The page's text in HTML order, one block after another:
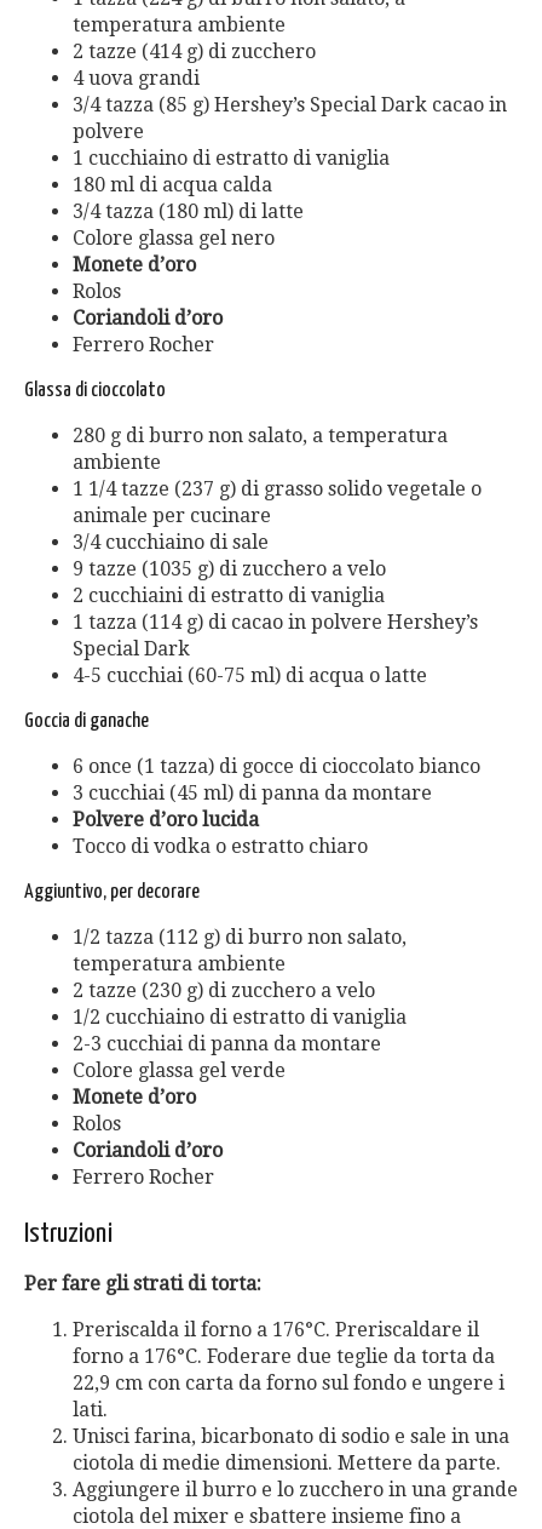
temperatura ambiente
2 tazze (414 g) di zucchero
4 uova grandi
3/4 tazza (85 g) Hershey’s Special Dark cacao in
polvere
1 cucchiaino di estratto di vaniglia
180 ml di acqua calda
3/4 tazza (180 ml) di latte
Colore glassa gel nero
Monete d’oro
Rolos
Coriandoli d’oro
Ferrero Rocher
Glassa di cioccolato
280 g di burro non salato, a temperatura
ambiente
1 1/4 tazze (237 g) di grasso solido vegetale o
animale per cucinare
3/4 cucchiaino di sale
9 tazze (1035 g) di zucchero a velo
2 cucchiaini di estratto di vaniglia
1 tazza (114 g) di cacao in polvere Hershey’s
Special Dark
4-5 cucchiai (60-75 ml) di acqua o latte
Goccia di ganache
6 once (1 tazza) di gocce di cioccolato bianco
3 cucchiai (45 ml) di panna da montare
Polvere d’oro lucida
Tocco di vodka o estratto chiaro
Aggiuntivo, per decorare
1/2 tazza (112 g) di burro non salato,
temperatura ambiente
2 tazze (230 g) di zucchero a velo
1/2 cucchiaino di estratto di vaniglia
2-3 cucchiai di panna da montare
Colore glassa gel verde
Monete d’oro
Rolos
Coriandoli d’oro
Ferrero Rocher
Istruzioni
Per fare gli strati di torta:
Preriscalda il forno a 176°C. Preriscaldare il
forno a 176°C. Foderare due teglie da torta da
22,9 cm con carta da forno sul fondo e ungere i
lati.
Unisci farina, bicarbonato di sodio e sale in una
ciotola di medie dimensioni. Mettere da parte.
Aggiungere il burro e lo zucchero in una grande
ciotola del mixer e sbattere insieme fino a